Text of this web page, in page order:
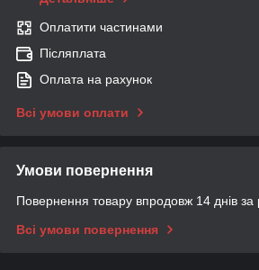
Оплатити частинами
Післяплата
Оплата на рахунок
Всі умови оплати
Умови повернення
Повернення товару впродовж 14 днів за
Всі умови повернення